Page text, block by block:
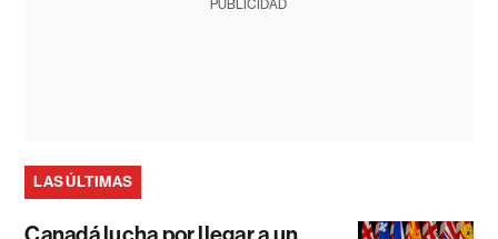
PUBLICIDAD
LAS ÚLTIMAS